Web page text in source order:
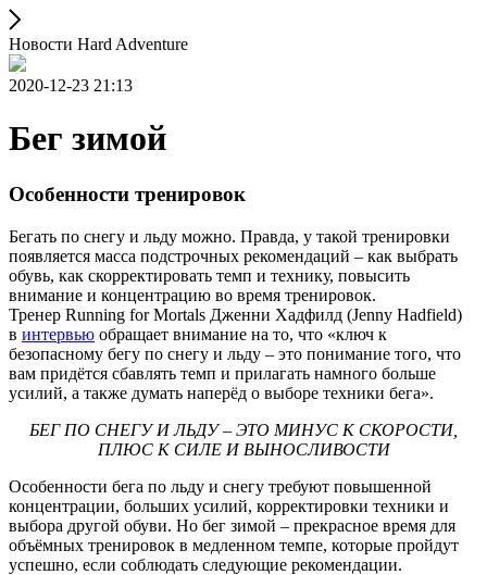
Новости Hard Adventure
2020-12-23 21:13
Бег зимой
Особенности тренировок
Бегать по снегу и льду можно. Правда, у такой тренировки
появляется масса подстрочных рекомендаций – как выбрать
обувь, как скорректировать темп и технику, повысить
внимание и концентрацию во время тренировок.
Тренер Running for Mortals Дженни Хадфилд (Jenny Hadfield)
в интервью обращает внимание на то, что «ключ к
безопасному бегу по снегу и льду – это понимание того, что
вам придётся сбавлять темп и прилагать намного больше
усилий, а также думать наперёд о выборе техники бега».
БЕГ ПО СНЕГУ И ЛЬДУ – ЭТО МИНУС К СКОРОСТИ,
ПЛЮС К СИЛЕ И ВЫНОСЛИВОСТИ
Особенности бега по льду и снегу требуют повышенной
концентрации, больших усилий, корректировки техники и
выбора другой обуви. Но бег зимой – прекрасное время для
объёмных тренировок в медленном темпе, которые пройдут
успешно, если соблюдать следующие рекомендации.